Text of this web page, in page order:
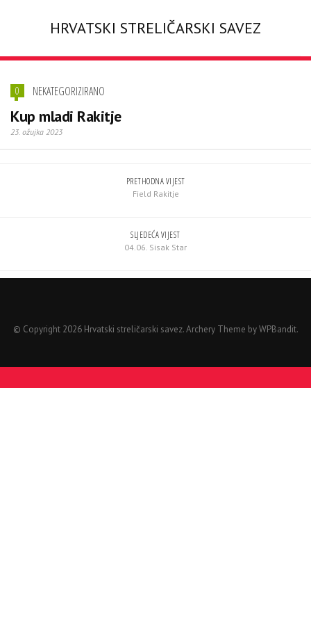
HRVATSKI STRELIČARSKI SAVEZ
0 NEKATEGORIZIRANO
Kup mladi Rakitje
23. ožujka 2023
PRETHODNA VIJEST
Field Rakitje
SLJEDEĆA VIJEST
04.06. Sisak Star
© Copyright 2026 Hrvatski streličarski savez.Archery Theme byWPBandit.